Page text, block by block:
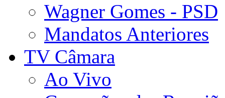
Wagner Gomes - PSD
Mandatos Anteriores
TV Câmara
Ao Vivo